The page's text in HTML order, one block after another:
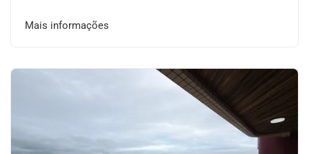
Mais informações